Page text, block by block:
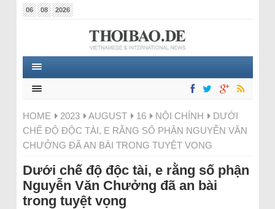
06 08 2026
HOME 2023 AUGUST 16 NỘI CHÍNH
DƯỚI
CHẾ ĐỘ ĐỘC TÀI, E RẰNG SỐ PHẬN NGUYỄN VĂN
CHƯỞNG ĐÃ AN BÀI TRONG TUYỆT VỌNG
Dưới chế độ độc tài, e rằng số phận
Nguyễn Văn Chưởng đã an bài
trong tuyệt vọng